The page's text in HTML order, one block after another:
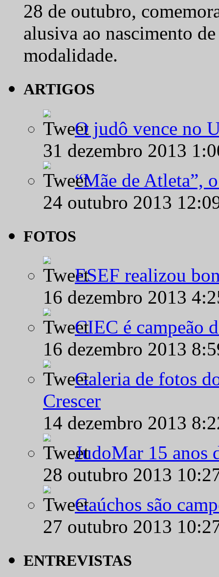
28 de outubro,
alusiva ao nascimento
modalidade.
ARTIGOS
O judô vence no
31 dezembro 2013
“Mãe de Atleta”,
24 outubro 2013
FOTOS
ESEF realizou
16 dezembro 2013
CIEC é campeão
16 dezembro 2013
Galeria de fotos
Crescer
14 dezembro 2013
JudoMar 15 anos
28 outubro 2013
Gaúchos são
27 outubro 2013
ENTREVISTAS